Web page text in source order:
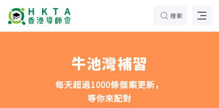
搜索
牛池灣補習
每天超過1000條個案更新，
等你來配對